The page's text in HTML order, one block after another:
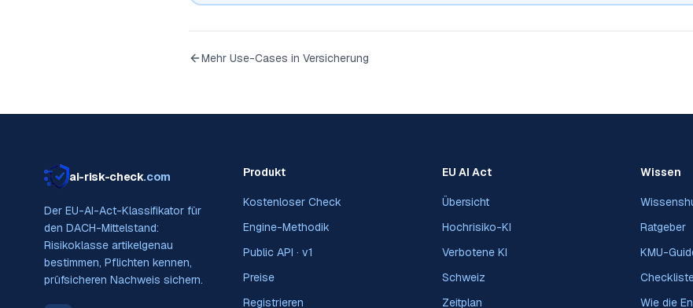
Mehr Use-Cases in Versicherung
ai-risk-check.com
Der EU-AI-Act-Klassifikator für
den DACH-Mittelstand:
Risikoklasse artikelgenau
bestimmen, Pflichten kennen,
prüfsicheren Nachweis sichern.
Produkt
Kostenloser Check
Engine-Methodik
Public API · v1
Preise
Registrieren
EU AI Act
Übersicht
Hochrisiko-KI
Verbotene KI
Schweiz
Zeitplan
Wissen
Ratgeber
KMU-
Wie die